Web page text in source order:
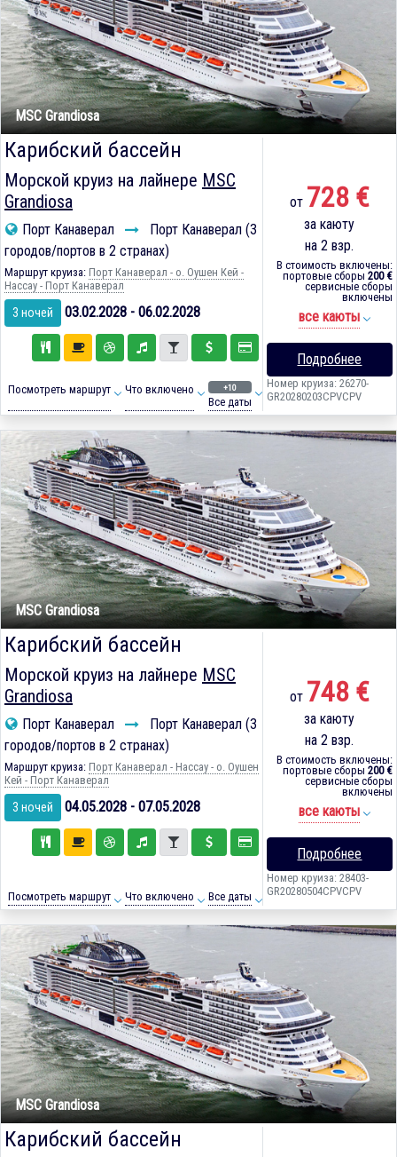
MSC Grandiosa
Карибский бассейн
Морской круиз на лайнере MSC
Grandiosa
Порт Канаверал
Порт Канаверал (3
городов/портов в 2 странах)
Маршрут круиза: Порт Канаверал - о. Оушен Кей -
Нассау - Порт Канаверал
3 ночей 03.02.2028 - 06.02.2028
Посмотреть маршрут Что включено +10
Все даты
от 728 €
за каюту
на 2 взр.
В стоимость включены:
портовые сборы 200 €
сервисные сборы
включены
все каюты
Подробнее
Номер круиза: 26270-
GR20280203CPVCPV
MSC Grandiosa
Карибский бассейн
Морской круиз на лайнере MSC
Grandiosa
Порт Канаверал
Порт Канаверал (3
городов/портов в 2 странах)
Маршрут круиза: Порт Канаверал - Нассау - о. Оушен
Кей - Порт Канаверал
3 ночей 04.05.2028 - 07.05.2028
Посмотреть маршрут Что включено Все даты
от 748 €
за каюту
на 2 взр.
В стоимость включены:
портовые сборы 200 €
сервисные сборы
включены
все каюты
Подробнее
Номер круиза: 28403-
GR20280504CPVCPV
MSC Grandiosa
Карибский бассейн